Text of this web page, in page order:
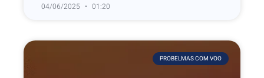
04/06/2025 01:20
PROBELMAS COM VOO